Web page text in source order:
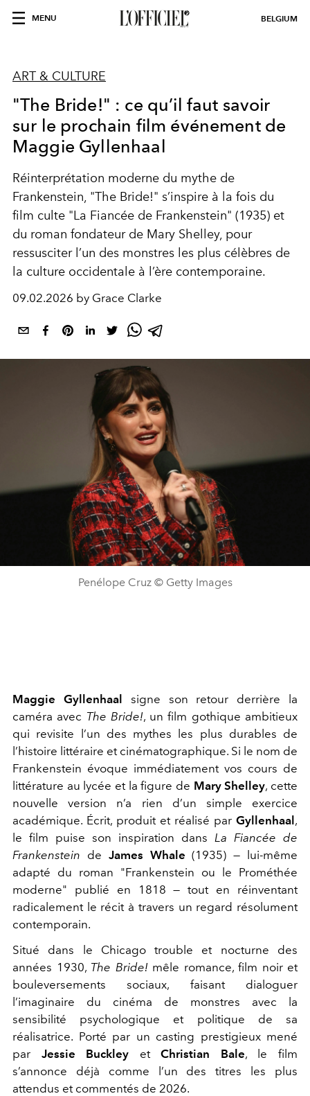
MENU BELGIUM
ART & CULTURE
"The Bride!" : ce qu’il faut savoir
sur le prochain film événement de
Maggie Gyllenhaal
Réinterprétation moderne du mythe de
Frankenstein, "The Bride!" s’inspire à la fois du
film culte "La Fiancée de Frankenstein" (1935) et
du roman fondateur de Mary Shelley, pour
ressusciter l’un des monstres les plus célèbres de
la culture occidentale à l’ère contemporaine.
09.02.2026 by Grace Clarke
Penélope Cruz © Getty Images
Maggie Gyllenhaal signe son retour derrière la
caméra avec The Bride!, un film gothique ambitieux
qui revisite l’un des mythes les plus durables de
l’histoire littéraire et cinématographique. Si le nom de
Frankenstein évoque immédiatement vos cours de
littérature au lycée et la figure de Mary Shelley, cette
nouvelle version n’a rien d’un simple exercice
académique. Écrit, produit et réalisé par Gyllenhaal,
le film puise son inspiration dans La Fiancée de
Frankenstein de James Whale (1935) — lui-même
adapté du roman "Frankenstein ou le Prométhée
moderne" publié en 1818 — tout en réinventant
radicalement le récit à travers un regard résolument
contemporain.
Situé dans le Chicago trouble et nocturne des
années 1930, The Bride!mêle romance, film noir et
bouleversements sociaux, faisant dialoguer
l’imaginaire du cinéma de monstres avec la
sensibilité psychologique et politique de sa
réalisatrice. Porté par un casting prestigieux mené
par Jessie Buckley etChristian Bale, le film
s’annonce déjà comme l’un des titres les plus
attendus et commentés de 2026.